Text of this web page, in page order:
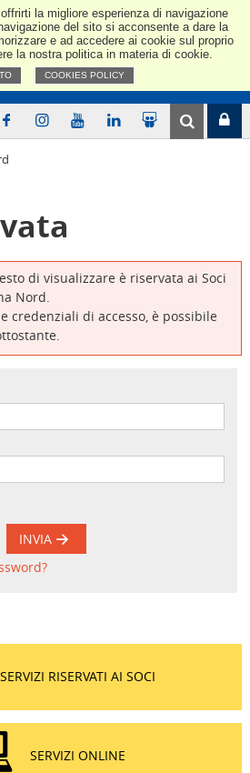
la migliore esperienza di navigazione
del sito si acconsente a dare la
e ad accedere ai cookie sul proprio
la nostra politica in materia di cookie.
COOKIES POLICY
di visualizzare è riservata ai Soci
Nord.
credenziali di accesso, è possibile
INVIA
SERVIZI RISERVATI AI SOCI
SERVIZI ONLINE